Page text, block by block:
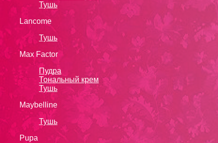
Тушь
Lanсоmе
Тушь
Max Factor
Пудра
Тональный крем
Тушь
Maybelline
Тушь
Pupa